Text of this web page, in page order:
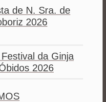
de N. Sra. de
2026
Festival da Ginja
2026